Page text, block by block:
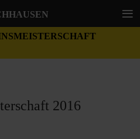
2016
≡